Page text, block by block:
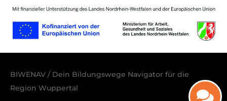
BIWENAV / Dein Bildungswege Navigator für die
Region Wuppertal